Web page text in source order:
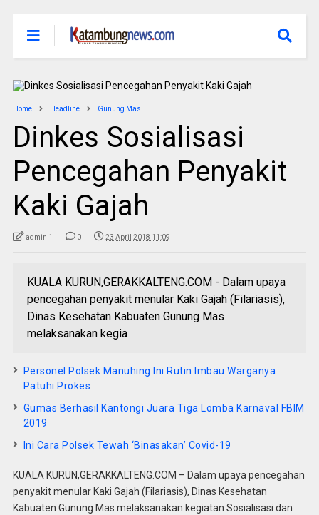
Home Headline Gunung Mas
Dinkes Sosialisasi
Pencegahan Penyakit
Kaki Gajah
admin 1 0 23 April 2018 11:09
KUALA KURUN,GERAKKALTENG.COM - Dalam upaya
pencegahan penyakit menular Kaki Gajah (Filariasis),
Dinas Kesehatan Kabuaten Gunung Mas
melaksanakan kegia
Personel Polsek Manuhing Ini Rutin Imbau Warganya
Patuhi Prokes
Gumas Berhasil Kantongi Juara Tiga Lomba Karnaval FBIM
2019
Ini Cara Polsek Tewah ‘Binasakan’ Covid-19
KUALA KURUN,GERAKKALTENG.COM – Dalam upaya pencegahan
penyakit menular Kaki Gajah (Filariasis), Dinas Kesehatan
Kabuaten Gunung Mas melaksanakan kegiatan Sosialisasi dan